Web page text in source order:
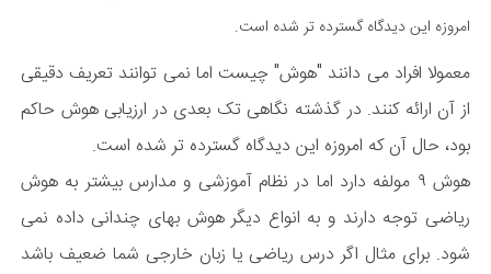
امروزه این دیدگاه گسترده تر شده است.
معمولا افراد می دانند "هوش" چیست اما نمی توانند تعریف دقیقی
از آن ارائه کنند. در گذشته نگاهی تک بعدی در ارزیابی هوش حاکم
بود، حال آن که امروزه این دیدگاه گسترده تر شده است.
هوش ۹ مولفه دارد اما در نظام آموزشی و مدارس بیشتر به هوش
ریاضی توجه دارند و به انواع دیگر هوش بهای چندانی داده نمی
شود. برای مثال اگر درس ریاضی یا زبان خارجی شما ضعیف باشد